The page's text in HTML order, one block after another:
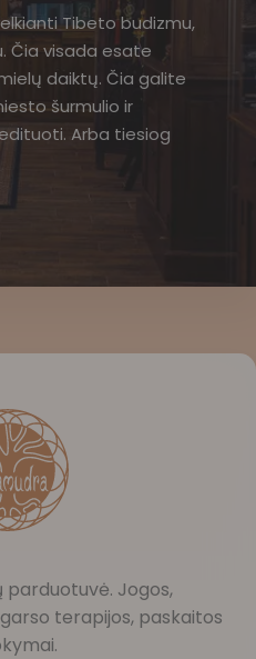
Tibeto budizmu,
Čia visada esate
daiktų. Čia galite
šurmulio ir
Arba tiesiog
Jogos,
terapijos, paskaitos